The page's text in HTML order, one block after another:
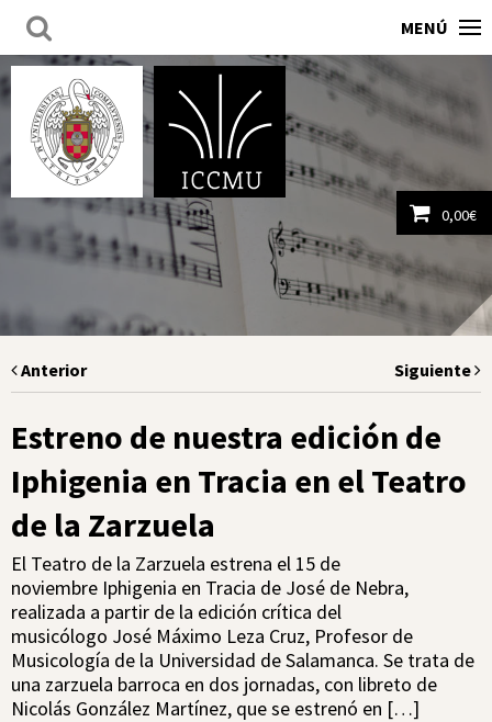
MENÚ
0,00€
Ver carrito
Anterior Siguiente
Estreno de nuestra edición de
Iphigenia en Tracia en el Teatro
de la Zarzuela
El Teatro de la Zarzuela estrena el 15 de
noviembre Iphigenia en Tracia de José de Nebra,
realizada a partir de la edición crítica del
musicólogo José Máximo Leza Cruz, Profesor de
Musicología de la Universidad de Salamanca. Se trata de
una zarzuela barroca en dos jornadas, con libreto de
Nicolás González Martínez, que se estrenó en […]